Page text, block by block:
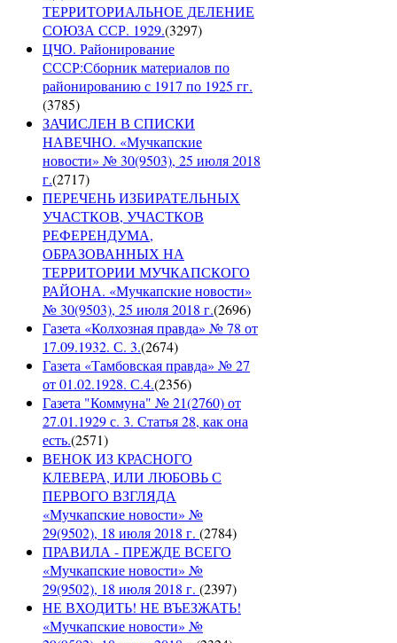
ТЕРРИТОРИАЛЬНОЕ ДЕЛЕНИЕ
СОЮЗА ССР. 1929.(3297)
ЦЧО. Районирование
СССР:Сборник материалов по
районированию с 1917 по 1925 гг.
(3785)
ЗАЧИСЛЕН В СПИСКИ
НАВЕЧНО. «Мучкапские
новости» № 30(9503), 25 июля 2018
г.(2717)
ПЕРЕЧЕНЬ ИЗБИРАТЕЛЬНЫХ
УЧАСТКОВ, УЧАСТКОВ
РЕФЕРЕНДУМА,
ОБРАЗОВАННЫХ НА
ТЕРРИТОРИИ МУЧКАПСКОГО
РАЙОНА. «Мучкапские новости»
№ 30(9503), 25 июля 2018 г.(2696)
Газета «Колхозная правда» № 78 от
17.09.1932. С. 3.(2674)
Газета «Тамбовская правда» № 27
от 01.02.1928. С.4.(2356)
Газета "Коммуна" № 21(2760) от
27.01.1929 с. 3. Статья 28, как она
есть.(2571)
ВЕНОК ИЗ КРАСНОГО
КЛЕВЕРА, ИЛИ ЛЮБОВЬ С
ПЕРВОГО ВЗГЛЯДА
«Мучкапские новости» №
29(9502), 18 июля 2018 г. (2784)
ПРАВИЛА - ПРЕЖДЕ ВСЕГО
«Мучкапские новости» №
29(9502), 18 июля 2018 г. (2397)
НЕ ВХОДИТЬ! НЕ ВЪЕЗЖАТЬ!
«Мучкапские новости» №